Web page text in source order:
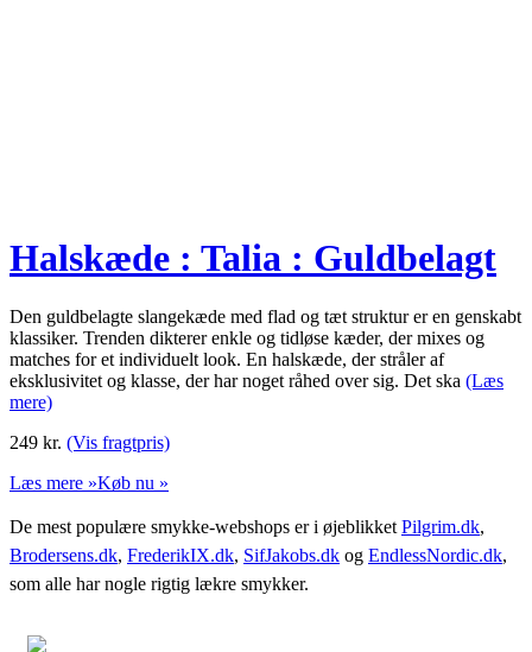
Halskæde : Talia : Guldbelagt
Den guldbelagte slangekæde med flad og tæt struktur er en genskabt
klassiker. Trenden dikterer enkle og tidløse kæder, der mixes og
matches for et individuelt look. En halskæde, der stråler af
eksklusivitet og klasse, der har noget råhed over sig. Det ska (Læs
mere)
249 kr. (Vis fragtpris)
Læs mere »Køb nu »
De mest populære smykke-webshops er i øjeblikket Pilgrim.dk,
Brodersens.dk, FrederikIX.dk, SifJakobs.dk og EndlessNordic.dk,
som alle har nogle rigtig lækre smykker.